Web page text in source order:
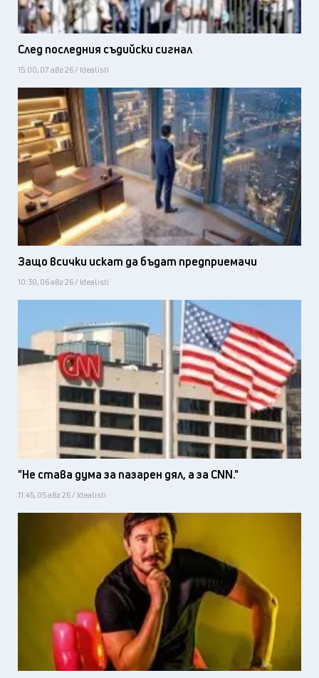
След последния съдийски сигнал
15:00, 07 авг 26 / Idealisti
Защо всички искат да бъдат предприемачи
10:30, 06 авг 26 / Idealisti
"Не става дума за пазарен дял, а за CNN."
11:45, 05 авг 26 / Idealisti